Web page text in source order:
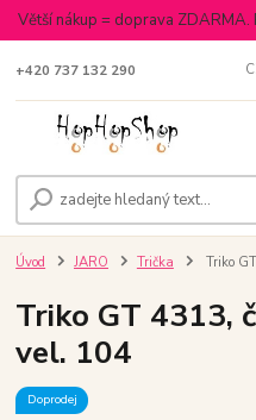
Větší nákup = doprava
+420 737 132 290
Úvod JARO Trička Triko
Triko GT 4313,
vel. 104
Doprodej